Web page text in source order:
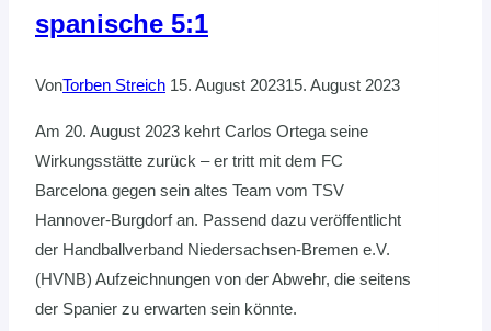
spanische 5:1
VonTorben Streich 15. August 202315. August 2023
Am 20. August 2023 kehrt Carlos Ortega seine
Wirkungsstätte zurück – er tritt mit dem FC
Barcelona gegen sein altes Team vom TSV
Hannover-Burgdorf an. Passend dazu veröffentlicht
der Handballverband Niedersachsen-Bremen e.V.
(HVNB) Aufzeichnungen von der Abwehr, die seitens
der Spanier zu erwarten sein könnte.